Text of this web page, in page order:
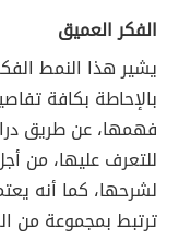
الفكر العميق
يشير هذا النمط
بالإحاطة بكافة
فهمها، عن طريق
للتعرف عليها، من
لشرحها، كما أنه
ترتبط بمجموعة من